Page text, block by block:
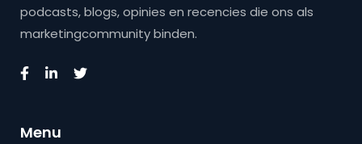
podcasts, blogs, opinies en recencies die ons als
marketingcommunity binden.
Menu